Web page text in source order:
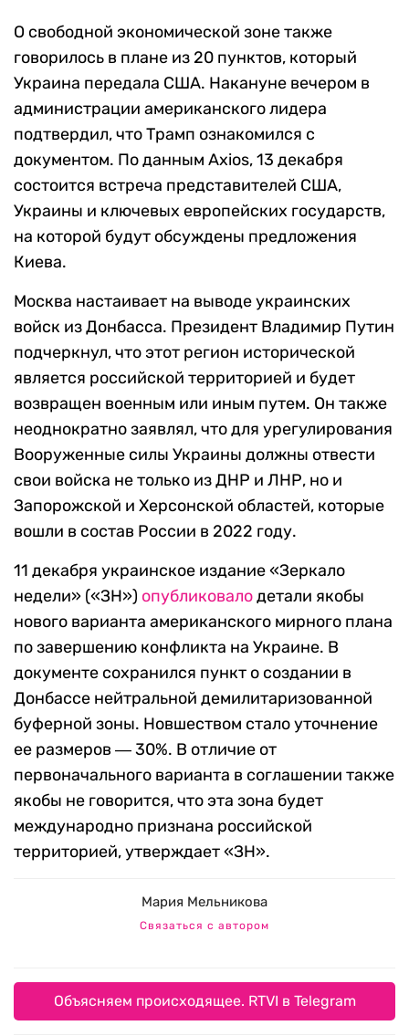
О свободной экономической зоне также
говорилось в плане из 20 пунктов, который
Украина передала США. Накануне вечером в
администрации американского лидера
подтвердил, что Трамп ознакомился с
документом. По данным Axios, 13 декабря
состоится встреча представителей США,
Украины и ключевых европейских государств,
на которой будут обсуждены предложения
Киева.
Москва настаивает на выводе украинских
войск из Донбасса. Президент Владимир Путин
подчеркнул, что этот регион исторической
является российской территорией и будет
возвращен военным или иным путем. Он также
неоднократно заявлял, что для урегулирования
Вооруженные силы Украины должны отвести
свои войска не только из ДНР и ЛНР, но и
Запорожской и Херсонской областей, которые
вошли в состав России в 2022 году.
11 декабря украинское издание «Зеркало
недели» («ЗН») опубликовалодетали якобы
нового варианта американского мирного плана
по завершению конфликта на Украине. В
документе сохранился пункт о создании в
Донбассе нейтральной демилитаризованной
буферной зоны. Новшеством стало уточнение
ее размеров ― 30%. В отличие от
первоначального варианта в соглашении также
якобы не говорится, что эта зона будет
международно признана российской
территорией, утверждает «ЗН».
Мария Мельникова
Связаться с автором
Объясняем происходящее. RTVI в Telegram